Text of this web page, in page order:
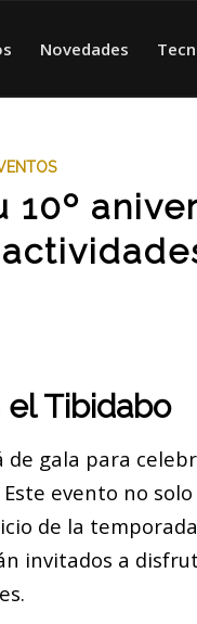
Novedades
10º
Tibidabo
de gala para
Este evento no
de la
invitados a